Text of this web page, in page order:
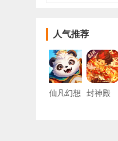
人气推荐
仙凡幻想
封神殿